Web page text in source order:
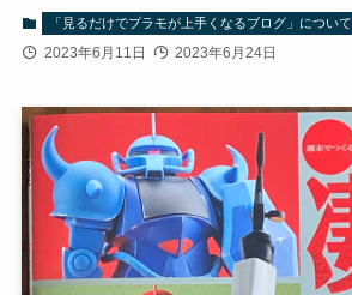
「見るだけでプラモが上手くなるブログ」について
2023年6月11日 2023年6月24日